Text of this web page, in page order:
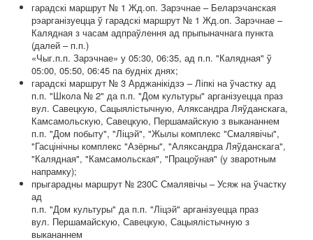
гарадскі маршрут № 1 Жд.оп. Зарэчнае – Беларэчанская
рэарганізуецца ў гарадскі маршрут № 1 Жд.оп. Зарэчнае –
Калядная з часам адпраўлення ад прыпыначнага пункта
(далей – п.п.)
«Чыг.п.п. Зарэчнае» у 05:30, 06:35, ад п.п. "Калядная" ў
05:00, 05:50, 06:45 па будніх днях;
гарадскі маршрут № 3 Арджанікідзэ – Ліпкі на ўчастку ад
п.п. "Школа № 2" да п.п. "Дом культуры" арганізуецца праз
вул. Савецкую, Сацыялістычную, Аляксандра Ляўданскага,
Камсамольскую, Савецкую, Першамайскую з выкананнем
п.п. "Дом побыту", "Ліцэй", "Жылы комплекс "Смалявічы",
"Гасцінічны комплекс "Азёрны", "Аляксандра Ляўданскага",
"Калядная", "Камсамольская", "Працоўная" (у зваротным
напрамку);
прыгарадны маршрут № 230С Смалявічы – Усяж на ўчастку
ад
п.п. "Дом культуры" да п.п. "Ліцэй" арганізуецца праз
вул. Першамайскую, Савецкую, Сацыялістычную з
выкананнем